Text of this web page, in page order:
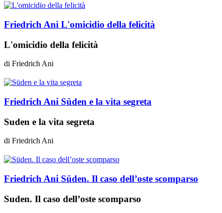
Friedrich Ani L'omicidio della felicità
L'omicidio della felicità
di Friedrich Ani
Friedrich Ani Süden e la vita segreta
Suden e la vita segreta
di Friedrich Ani
Friedrich Ani Süden. Il caso dell’oste scomparso
Suden. Il caso dell’oste scomparso